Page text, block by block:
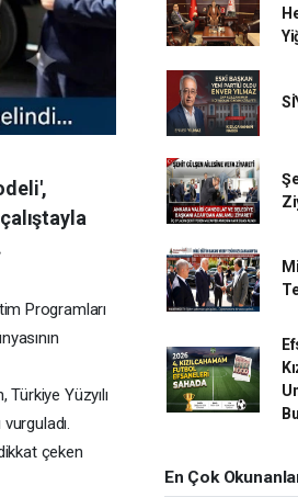
Programları
Yüzyılı
çeken
En Çok